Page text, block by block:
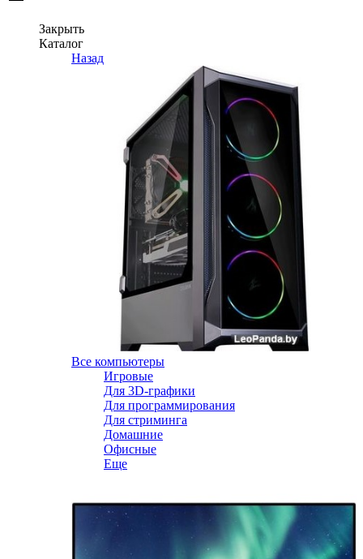
Закрыть
Каталог
Назад
Все компьютеры
Игровые
Для 3D-графики
Для программирования
Для стриминга
Домашние
Офисные
Еще